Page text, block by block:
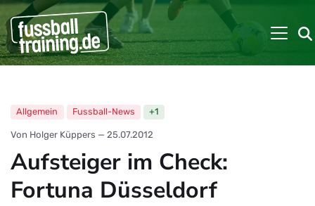
Allgemein Fussball-News +1
Von Holger Küppers — 25.07.2012
Aufsteiger im Check:
Fortuna Düsseldorf